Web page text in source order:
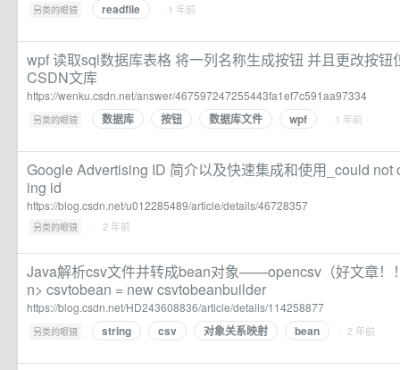
另类的眼镜 · readfile · 1 年前
wpf 读取sql数据库表格 将一列名称生成按钮 并且更改按钮
CSDN文库
https://wenku.csdn.net/answer/467597247255443fa1ef7c591aa97334
另类的眼镜 · 数据库 按钮 数据库文件 wpf · 1 年前
Google Advertising ID 简介以及快速集成和使用_could not
ing id
https://blog.csdn.net/u012285489/article/details/46728357
另类的眼镜 · · 2 年前
Java解析csv文件并转成bean对象——opencsv（好文章！
n> csvtobean = new csvtobeanbuilder
https://blog.csdn.net/HD243608836/article/details/114258877
另类的眼镜 · string csv 对象关系映射 bean · 2 年前